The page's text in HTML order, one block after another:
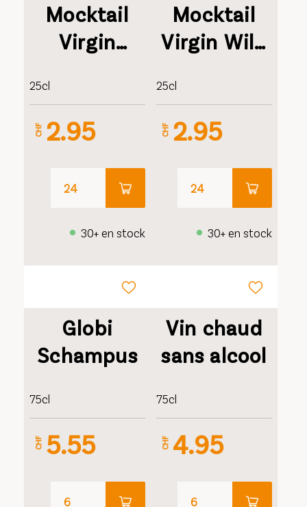
Mocktail
Virgin
25cl
30+ en stock
CHF 2.95
Mocktail
Virgin Wild
25cl
30+ en stock
CHF 2.95
Globi
Schampus
75cl
CHF 5.55
Vin chaud
sans alcool
75cl
CHF 4.95